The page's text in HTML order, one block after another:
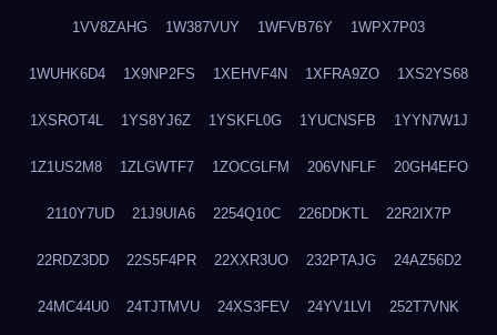
1VV8ZAHG 1W387VUY 1WFVB76Y 1WPX7P03
1WUHK6D4 1X9NP2FS 1XEHVF4N 1XFRA9ZO 1XS2YS68
1XSROT4L 1YS8YJ6Z 1YSKFL0G 1YUCNSFB 1YYN7W1J
1Z1US2M8 1ZLGWTF7 1ZOCGLFM 206VNFLF 20GH4EFO
2110Y7UD 21J9UIA6 2254Q10C 226DDKTL 22R2IX7P
22RDZ3DD 22S5F4PR 22XXR3UO 232PTAJG 24AZ56D2
24MC44U0 24TJTMVU 24XS3FEV 24YV1LVI 252T7VNK